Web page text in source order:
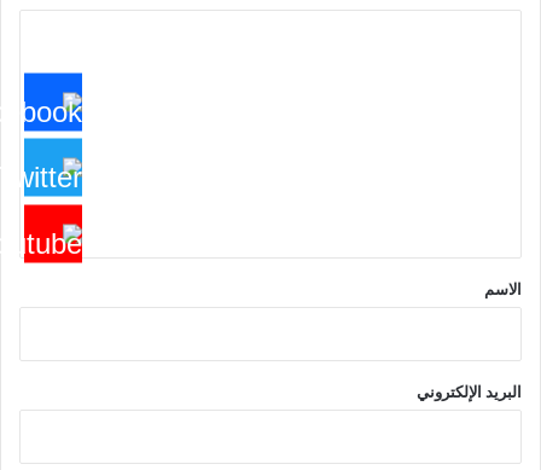
*
الاسم
البريد الإلكتروني